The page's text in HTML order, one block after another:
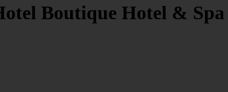
Boutique Hotel & Spa